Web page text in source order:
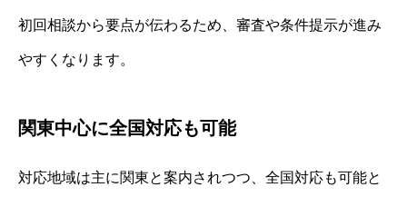
初回相談から要点が伝わるため、審査や条件提示が進み
やすくなります。
関東中心に全国対応も可能
対応地域は主に関東と案内されつつ、全国対応も可能と